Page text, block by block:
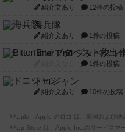
紹介文あり 12件の投稿
海兵隊
紹介文あり 1件の投稿
Bitter End ブタペスト
1件の投稿
ドコジャン
紹介文あり 10件の投稿
※Apple、Apple のロゴ は、米国および他
※App Store は、Apple Inc.のサービスマー